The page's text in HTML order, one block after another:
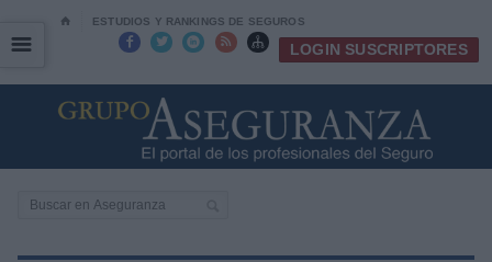
⌂ ESTUDIOS Y RANKINGS DE SEGUROS
     LOGIN SUSCRIPTORES
☰
☰